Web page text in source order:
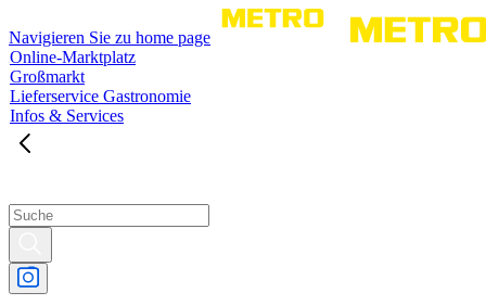
Navigieren Sie zu home page
Online-Marktplatz
Großmarkt
Lieferservice Gastronomie
Infos & Services